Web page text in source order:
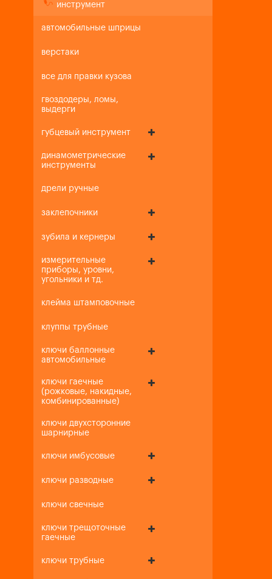
инструмент
автомобильные шприцы
верстаки
все для правки кузова
гвоздодеры, ломы,
выдерги
губцевый инструмент
динамометрические
инструменты
дрели ручные
заклепочники
зубила и кернеры
измерительные
приборы, уровни,
угольники и тд.
клейма штамповочные
клуппы трубные
ключи баллонные
автомобильные
ключи гаечные
(рожковые, накидные,
комбинированные)
ключи двухсторонние
шарнирные
ключи имбусовые
ключи разводные
ключи свечные
ключи трещоточные
гаечные
ключи трубные